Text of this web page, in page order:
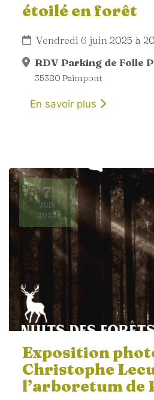
étoilé en forêt
Vendredi 6 juin 2025 à
RDV Parking de Folle
35380 Paimpont
En savoir plus
7
JUIN
2025
Exposition
Christophe
l’arboretum de